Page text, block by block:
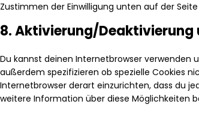
Zustimmen der Einwilligung unten auf der
8. Aktivierung/Deaktivierung
Du kannst deinen Internetbrowser verwenden
außerdem spezifizieren ob spezielle Cookies
Internetbrowser derart einzurichten, dass du
weitere Information über diese Möglichkeiten